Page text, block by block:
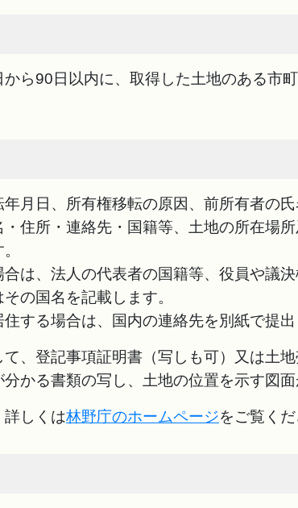
ら90日以内に、取得した土地のある市
月日、所有権移転の原因、前所有者の
住所・連絡先・国籍等、土地の所在場
は、法人の代表者の国籍等、役員や議
の国名を記載します。
する場合は、国内の連絡先を別紙で提出
、登記事項証明書（写しも可）又は土
かる書類の写し、土地の位置を示す図面
しくは林野庁のホームページをご覧くだ